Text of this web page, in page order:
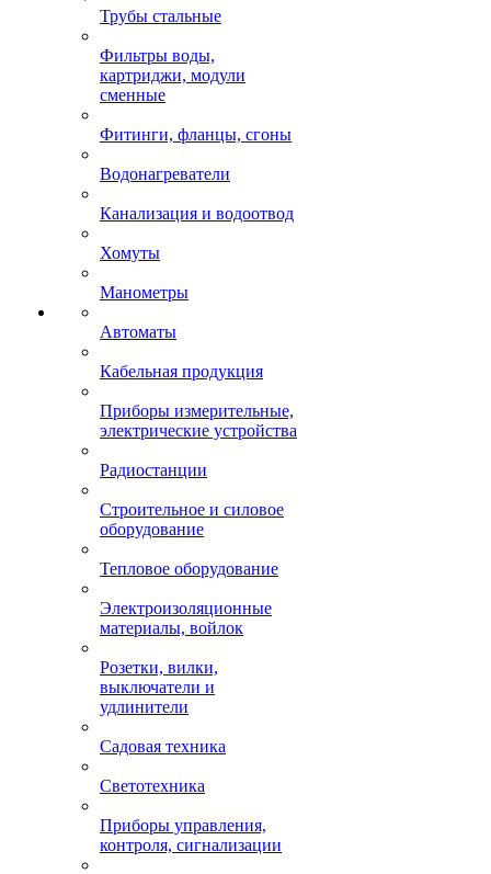
Трубы стальные
Фильтры воды,
картриджи, модули
сменные
Фитинги, фланцы, сгоны
Водонагреватели
Канализация и водоотвод
Хомуты
Манометры
Автоматы
Кабельная продукция
Приборы измерительные,
электрические устройства
Радиостанции
Строительное и силовое
оборудование
Тепловое оборудование
Электроизоляционные
материалы, войлок
Розетки, вилки,
выключатели и
удлинители
Садовая техника
Светотехника
Приборы управления,
контроля, сигнализации